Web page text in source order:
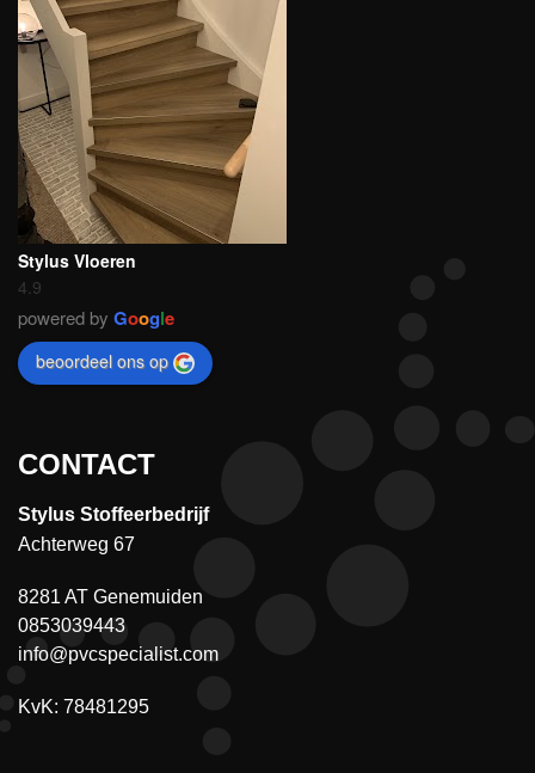
Stylus Vloeren
4.9
powered by Google
beoordeel ons op
CONTACT
Stylus Stoffeerbedrijf
Achterweg 67
8281 AT Genemuiden
0853039443
info@pvcspecialist.com
KvK: 78481295